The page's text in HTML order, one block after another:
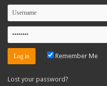
Remember Me
Lost your password?